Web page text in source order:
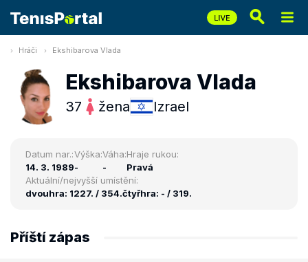
Hráči Ekshibarova Vlada
Ekshibarova Vlada
37 žena Izrael
Datum nar.:
14. 3. 1989
Výška:
-
Váha:
-
Hraje rukou:
Pravá
Aktuální/nejvyšší umístění:
dvouhra: 1227. / 354.čtyřhra: - / 319.
Příští zápas